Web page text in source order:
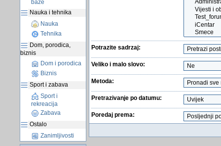
baze
Nauka i tehnika
Nauka
Tehnika
Dom, porodica,
biznis
Dom i porodica
Biznis
Sport i zabava
Sport i
rekreacija
Zabava
Ostalo
Zanimljivosti
Potrazite sadrzaj:
Veliko i malo slovo:
Metoda:
Pretrazivanje po datumu:
Poredaj prema: